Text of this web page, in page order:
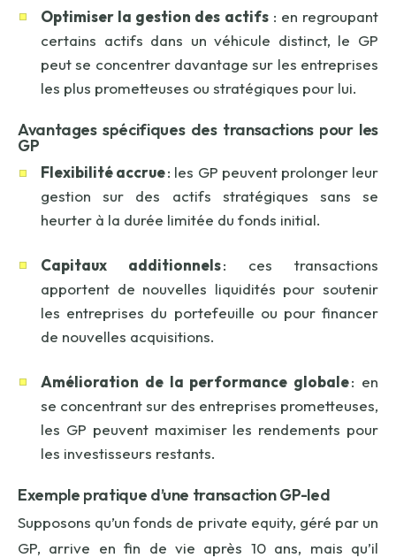
Optimiser la gestion des actifs: en regroupant
certains actifs dans un véhicule distinct, le GP
peut se concentrer davantage sur les entreprises
les plus prometteuses ou stratégiques pour lui.
Avantages spécifiques des transactions pour les
GP
Flexibilité accrue: les GP peuvent prolonger leur
gestion sur des actifs stratégiques sans se
heurter à la durée limitée du fonds initial.
Capitaux additionnels: ces transactions
apportent de nouvelles liquidités pour soutenir
les entreprises du portefeuille ou pour financer
de nouvelles acquisitions.
Amélioration de la performance globale: en
se concentrant sur des entreprises prometteuses,
les GP peuvent maximiser les rendements pour
les investisseurs restants.
Exemple pratique d’une transaction GP-led
Supposons qu’un fonds de private equity, géré par un
GP, arrive en fin de vie après 10 ans, mais qu’il